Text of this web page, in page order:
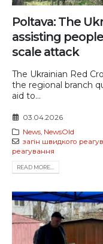
Poltava: The
assisting
scale attack
The Ukrainian Red
the regional branch
aid to...
03.04.2026
News, NewsOld
загін швидкого
реагування
READ MORE...